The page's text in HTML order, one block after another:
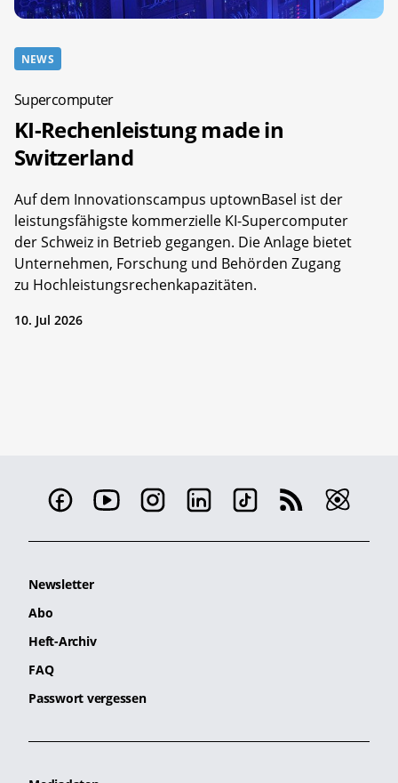
NEWS
Supercomputer
KI-Rechenleistung made in
Switzerland
Auf dem Innovationscampus uptownBasel ist der
leistungsfähigste kommerzielle KI-Supercomputer
der Schweiz in Betrieb gegangen. Die Anlage bietet
Unternehmen, Forschung und Behörden Zugang
zu Hochleistungsrechenkapazitäten.
10. Jul 2026
Newsletter
Abo
Heft-Archiv
FAQ
Passwort vergessen